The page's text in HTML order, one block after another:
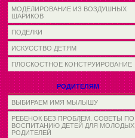
МОДЕЛИРОВАНИЕ ИЗ ВОЗДУШНЫХ
ШАРИКОВ
ПОДЕЛКИ
ИСКУССТВО ДЕТЯМ
ПЛОСКОСТНОЕ КОНСТРУИРОВАНИЕ
РОДИТЕЛЯМ
ВЫБИРАЕМ ИМЯ МЫЛЫШУ
РЕБЕНОК БЕЗ ПРОБЛЕМ. СОВЕТЫ ПО
ВОСПИТАНИЮ ДЕТЕЙ ДЛЯ МОЛОДЫХ
РОДИТЕЛЕЙ